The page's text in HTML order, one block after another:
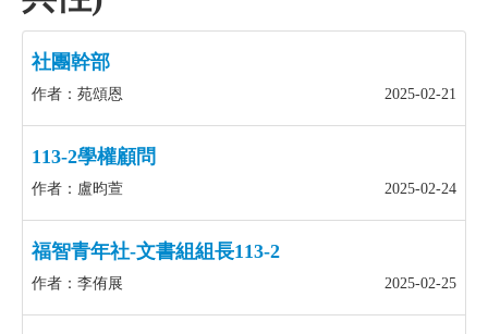
社團幹部
作者：苑頌恩 2025-02-21
113-2學權顧問
作者：盧昀萱 2025-02-24
福智青年社-文書組組長113-2
作者：李侑展 2025-02-25